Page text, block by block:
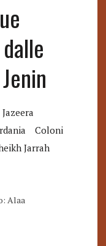
Coloni
Jarrah
Alaa